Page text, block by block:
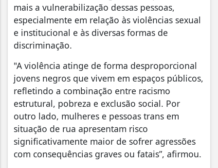
mais a vulnerabilização dessas pessoas,
especialmente em relação às violências sexual
e institucional e às diversas formas de
discriminação.
"A violência atinge de forma desproporcional
jovens negros que vivem em espaços públicos,
refletindo a combinação entre racismo
estrutural, pobreza e exclusão social. Por
outro lado, mulheres e pessoas trans em
situação de rua apresentam risco
significativamente maior de sofrer agressões
com consequências graves ou fatais”, afirmou.